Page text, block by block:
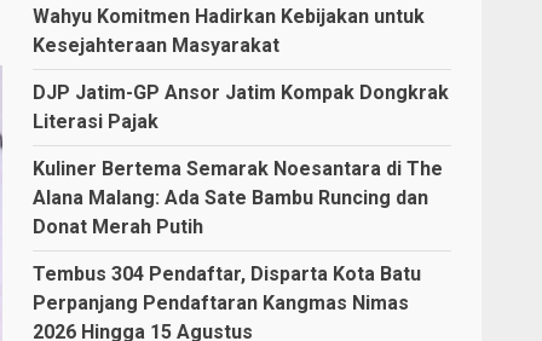
Wahyu Komitmen Hadirkan Kebijakan untuk
Kesejahteraan Masyarakat
DJP Jatim-GP Ansor Jatim Kompak Dongkrak
Literasi Pajak
Kuliner Bertema Semarak Noesantara di The
Alana Malang: Ada Sate Bambu Runcing dan
Donat Merah Putih
Tembus 304 Pendaftar, Disparta Kota Batu
Perpanjang Pendaftaran Kangmas Nimas
2026 Hingga 15 Agustus